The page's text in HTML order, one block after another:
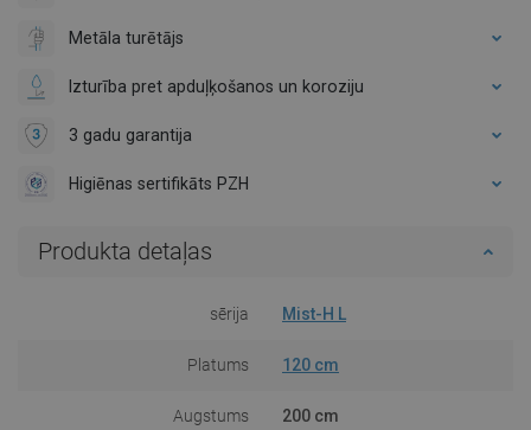
Metāla turētājs
Izturība pret apduļķošanos un koroziju
3 gadu garantija
Higiēnas sertifikāts PZH
Produkta detaļas
sērija Mist-H L
Platums 120 cm
Augstums 200 cm